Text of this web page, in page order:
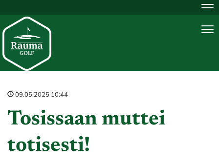
09.05.2025 10:44
Tosissaan muttei
totisesti!